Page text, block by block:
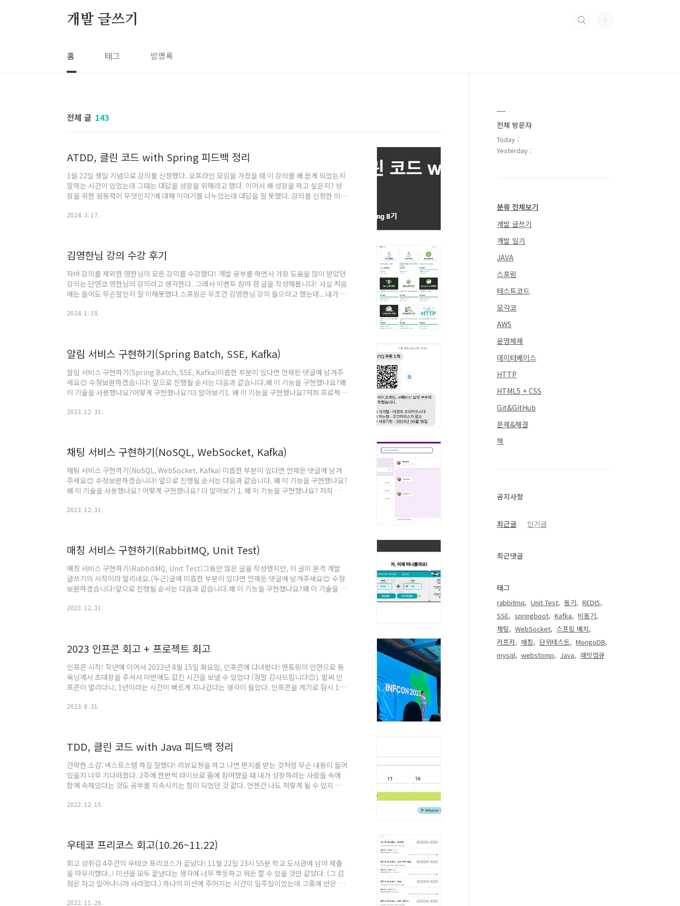
개발 글쓰기
홈 태그 방명록
전체 글 143
ATDD, 클린 코드 with Spring 피드백 정리
1월 22일 생일 기념으로 강의를 신청했다. 오프라인 모임을 가졌을 때 이 강의를 왜 듣게 되었는지
말하는 시간이 있었는데 그때는 대답을 성장을 위해라고 했다. 이어서 왜 성장을 하고 싶은지? 성
장을 위한 원동력이 무엇인지?에 대해 이야기를 나누었는데 대답을 잘 못했다. 강의를 신청한 이유
성취감이랑 개선하기 위해 고민하는 시간들이 좋았다. 왜 성장하고 싶은지에 대해서는 좀 더 생각
2024. 3. 17.
김영한님 강의 수강 후기
자바 강의를 제외한 영한님의 모든 강의를 수강했다! 개발 공부를 하면서 가장 도움을 많이 받았던
강의는 단연코 영한님의 강의라고 생각한다. 그래서 이벤트 참여 겸 글을 작성해봅니다! 사실 처음
에는 들어도 무슨말인지 잘 이해못했다.스프링은 무조건 김영한님 강의 들으라고 했는데...내가 바
with TDD, 클린코드를 듣고 자바에 대해 어느정도 이해를 할 수 있었다. 그리고 강의를 듣기 전
2024. 1. 18.
알림 서비스 구현하기(Spring Batch, SSE, Kafka)
알림 서비스 구현하기(Spring Batch, SSE, Kafka)미흡한 부분이 있다면 언제든 댓글에 남겨주
세요😊 수정보완하겠습니다! 앞으로 진행될 순서는 다음과 같습니다.왜 이 기능을 구현했나요?왜
이 기술을 사용했나요?어떻게 구현했나요?더 알아보기1. 왜 이 기능을 구현했나요?저희 프로젝트
로직를 작성해야 했습니다. 또한, 관심 펀딩이 마감되기 전, 쿠폰이 만료되기 전에 알림을 보내 펀
2023. 12. 31.
채팅 서비스 구현하기(NoSQL, WebSocket, Kafka)
채팅 서비스 구현하기(NoSQL, WebSocket, Kafka) 미흡한 부분이 있다면 언제든 댓글에 남겨
주세요😊 수정보완하겠습니다! 앞으로 진행될 순서는 다음과 같습니다. 왜 이 기능을 구현했나요?
왜 이 기술을 사용했나요? 어떻게 구현했나요? 더 알아보기 1. 왜 이 기능을 구현했나요? 저희 프로
켓처럼 채팅으로 거래하는 방식으로 구현하고자 하였고, 채팅기능은 카카오톡 형식으로 만들었습
2023. 12. 31.
매칭 서비스 구현하기(RabbitMQ, Unit Test)
매칭 서비스 구현하기(RabbitMQ, Unit Test)그동안 많은 글을 작성했지만, 이 글이 본격 개발
글쓰기의 시작이라 떨리네요.(두근)글에 미흡한 부분이 있다면 언제든 댓글에 남겨주세요😊 수정
보완하겠습니다!앞으로 진행될 순서는 다음과 같습니다.왜 이 기능을 구현했나요?왜 이 기술을 사
민과의 1:1 매칭 언어 교환 웹 서비스이었습니다. 학습하고자하는 언어를 모국어로 하는 대화 상대
2023. 12. 31.
2023 인프콘 회고 + 프로젝트 회고
인프콘 시작! 작년에 이어서 2023년 8월 15일 화요일, 인프콘에 다녀왔다! 멘토링의 인연으로 동
욱님께서 초대장을 주셔서 이번에도 값진 시간을 보낼 수 있었다 (정말 감사드립니다😊). 벌써 인
프콘이 열리다니, 1년이라는 시간이 빠르게 지나갔다는 생각이 들었다. 인프콘을 계기로 잠시 1년
개구리였다고 할 수 있다. 그런데 지금은 우물 밖으로 나와 다양한 프로젝트 경험을 하며 면접을 보
2023. 8. 31.
TDD, 클린 코드 with Java 피드백 정리
간략한 소감: 넥스트스텝 하길 잘했다! 리뷰요청을 하고 나면 편지를 받는 것처럼 무슨 내용이 들어
있을지 너무 기다려졌다. 2주에 한번씩 라이브로 줌에 참여했을 때 내가 성장하려는 사람들 속에
함께 속해있다는 것도 공부를 지속시키는 힘이 되었던 것 같다. 언젠간 나도 저렇게 될 수 있지 않
이 좋았고 개선될 때의 짜릿함을 느낄 수 있었다. PR 링크 자동차 경주용 게임 구현 로또 게임 구현
2022. 12. 15.
우테코 프리코스 회고(10.26~11.22)
회고 성취감 4주간의 우테코 프리코스가 끝났다! 11월 22일 23시 55분 학교 도서관에 남아 제출
을 마무리했다..! 미션을 모두 끝냈다는 생각에 너무 뿌듯하고 뭐든 할 수 있을 것만 같았다. (그 감
정은 자고 일어나니까 사라졌다.) 하나의 미션에 주어지는 시간이 일주일이었는데 그중에 반은 나
는데(커밋 100개..) 나는 그렇지 않다는 생각이 들었다. 나만 그런가 싶어 슬랙을 눈팅하면서 위안
2022. 11. 26.
전체 방문자
Today :
Yesterday :
분류 전체보기
개발 글쓰기
개발 일기
JAVA
스프링
테스트코드
모각코
AWS
운영체제
데이터베이스
HTTP
HTML5 + CSS
Git&GitHub
문제&해결
책
공지사항
최근글 인기글
최근댓글
태그
rabbitmq Unit Test 동기
REDIS
SSE
springboot Kafka
비동기
채팅
WebSocket
스프링 배치
카프카
매칭 단위테스트
MongoDB
mysql
webstomp Java 래빗엠큐